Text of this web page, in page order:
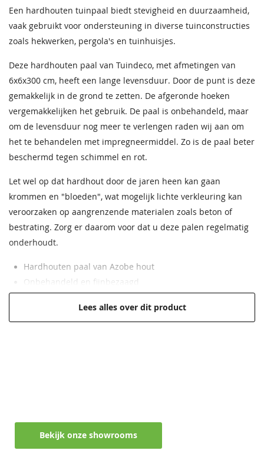
Een hardhouten tuinpaal biedt stevigheid en duurzaamheid,
vaak gebruikt voor ondersteuning in diverse tuinconstructies
zoals hekwerken, pergola's en tuinhuisjes.
Deze hardhouten paal van Tuindeco, met afmetingen van
6x6x300 cm, heeft een lange levensduur. Door de punt is deze
gemakkelijk in de grond te zetten. De afgeronde hoeken
vergemakkelijken het gebruik. De paal is onbehandeld, maar
om de levensduur nog meer te verlengen raden wij aan om
het te behandelen met impregneermiddel. Zo is de paal beter
beschermd tegen schimmel en rot.
Let wel op dat hardhout door de jaren heen kan gaan
krommen en "bloeden", wat mogelijk lichte verkleuring kan
veroorzaken op aangrenzende materialen zoals beton of
bestrating. Zorg er daarom voor dat u deze palen regelmatig
onderhoudt.
Hardhouten paal van Azobe hout
Onbehandeld en fijnbezaagd
Levensduur tot wel 25 jaarLees alles over dit product
Bekijk onze showrooms